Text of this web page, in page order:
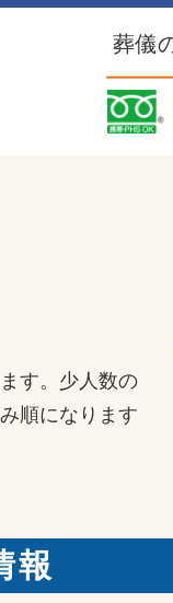
葬儀
す。少人数の
順になります
報